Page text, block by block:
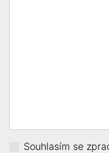
Souhlasím se